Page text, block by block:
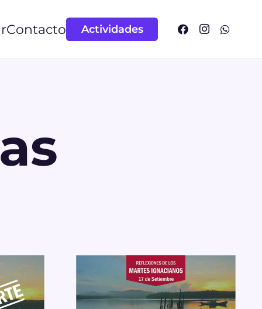
Contacto Actividades